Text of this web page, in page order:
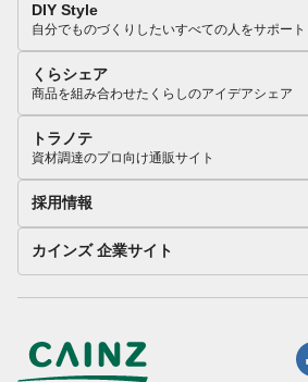
DIY Style
自分でものづくりしたいすべての人をサポート
くらシェア
商品を組み合わせたくらしのアイデアシェア
トラノテ
資材調達のプロ向け通販サイト
採用情報
カインズ 企業サイト